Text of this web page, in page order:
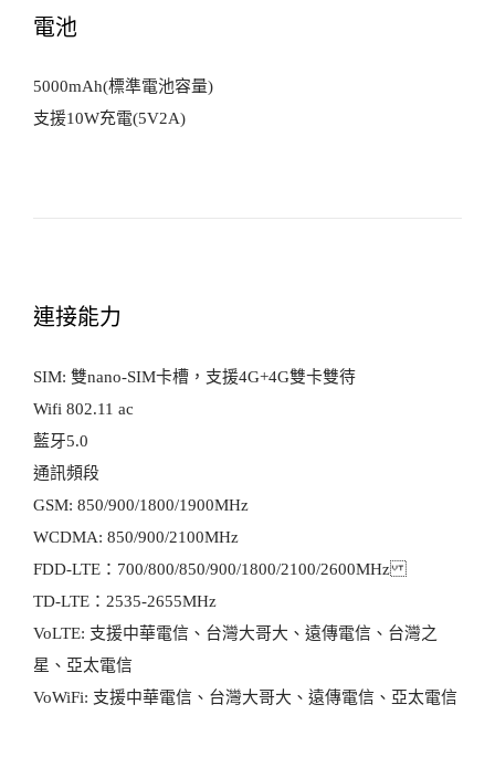
電池
5000mAh(標準電池容量)
支援10W充電(5V2A)
連接能力
SIM: 雙nano-SIM卡槽，支援4G+4G雙卡雙待
Wifi 802.11 ac
藍牙5.0
通訊頻段
GSM: 850/900/1800/1900MHz
WCDMA: 850/900/2100MHz
FDD-LTE：700/800/850/900/1800/2100/2600MHz
TD-LTE：2535-2655MHz
VoLTE: 支援中華電信、台灣大哥大、遠傳電信、台灣之
星、亞太電信
VoWiFi: 支援中華電信、台灣大哥大、遠傳電信、亞太電信